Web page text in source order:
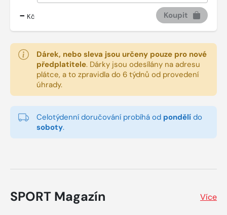
- Kč Koupit
Dárek, nebo sleva jsou určeny pouze pro nové
předplatitele. Dárky jsou odesílány na adresu
plátce, a to zpravidla do 6 týdnů od provedení
úhrady.
Celotýdenní doručování probíhá od pondělí do
soboty.
SPORT Magazín Více